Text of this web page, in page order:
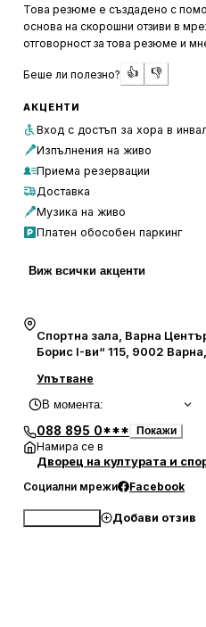
Обслужването в Varna Live
персоналът е приветлив и
клиентите. Локацията на
пушене в заведението.
предпочитано място за
музика и добро настроение.
Това резюме е създадено с
основа на скорошни отзиви в
отговорност за това резюме и
Беше ли полезно? 👍 👎
АКЦЕНТИ
Вход с достъп за хора в
Изпълнения на живо
Приема резервации
Доставка
Музика на живо
Платен обособен паркинг
Виж всички акценти
Спортна зала, Варна
Борис I-ви“ 115, 9002
Упътване
В момента:
088 895 0*** Покажи
Намира се в
Дворец на културата и
Социални мрежи Facebook
Добави отзив